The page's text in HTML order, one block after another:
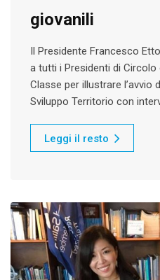
giovanili
Il Presidente Francesco
a tutti i Presidenti di
Classe per illustrare l’avvio
Sviluppo Territorio con
Leggi il resto